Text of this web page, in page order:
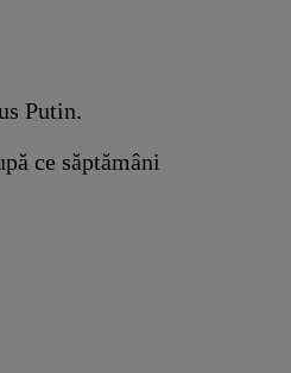
Putin.
ce săptămâni